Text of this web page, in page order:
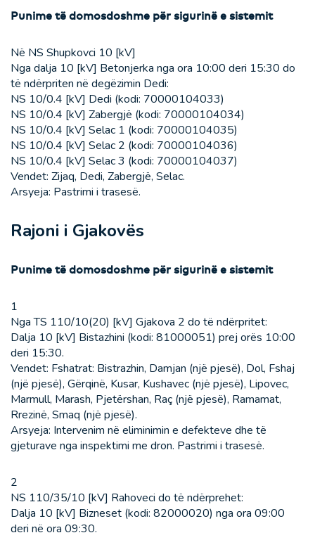
Punime të domosdoshme për sigurinë e sistemit
Në NS Shupkovci 10 [kV]
Nga dalja 10 [kV] Betonjerka nga ora 10:00 deri 15:30 do
të ndërpriten në degëzimin Dedi:
NS 10/0.4 [kV] Dedi (kodi: 70000104033)
NS 10/0.4 [kV] Zabergjë (kodi: 70000104034)
NS 10/0.4 [kV] Selac 1 (kodi: 70000104035)
NS 10/0.4 [kV] Selac 2 (kodi: 70000104036)
NS 10/0.4 [kV] Selac 3 (kodi: 70000104037)
Vendet: Zijaq, Dedi, Zabergjë, Selac.
Arsyeja: Pastrimi i trasesë.
Rajoni i Gjakovës
Punime të domosdoshme për sigurinë e sistemit
1
Nga TS 110/10(20) [kV] Gjakova 2 do të ndërpritet:
Dalja 10 [kV] Bistazhini (kodi: 81000051) prej orës 10:00
deri 15:30.
Vendet: Fshatrat: Bistrazhin, Damjan (një pjesë), Dol, Fshaj
(një pjesë), Gërqinë, Kusar, Kushavec (një pjesë), Lipovec,
Marmull, Marash, Pjetërshan, Raç (një pjesë), Ramamat,
Rrezinë, Smaq (një pjesë).
Arsyeja: Intervenim në eliminimin e defekteve dhe të
gjeturave nga inspektimi me dron. Pastrimi i trasesë.
2
NS 110/35/10 [kV] Rahoveci do të ndërprehet:
Dalja 10 [kV] Bizneset (kodi: 82000020) nga ora 09:00
deri në ora 09:30.